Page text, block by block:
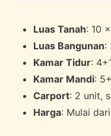
Luas Tanah: 10
Luas Bangunan:
Kamar Tidur:
Kamar Mandi:
Carport: 2 unit,
Harga: Mulai dari